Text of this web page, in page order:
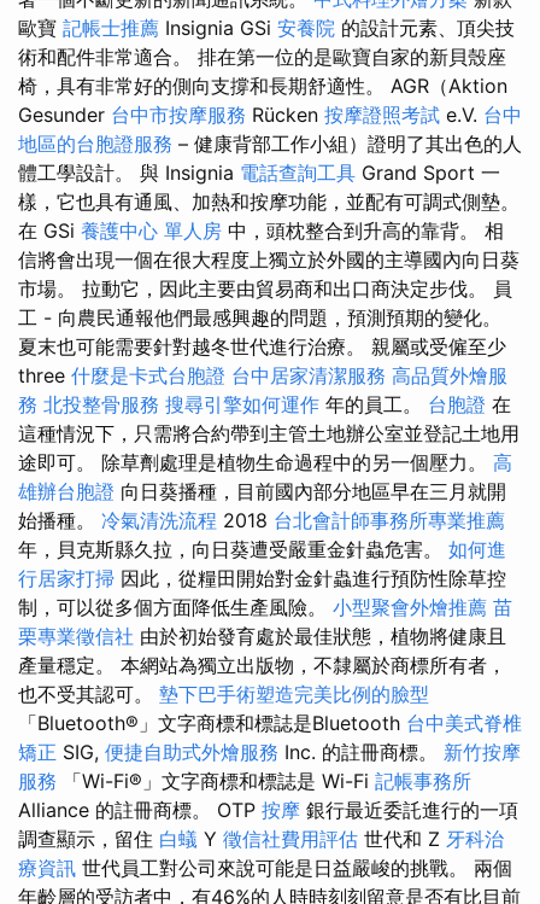
歐寶 記帳士推薦 Insignia GSi 安養院 的設計元素、頂尖技
術和配件非常適合。 排在第一位的是歐寶自家的新貝殼座
椅，具有非常好的側向支撐和長期舒適性。 AGR（Aktion
Gesunder 台中市按摩服務 Rücken 按摩證照考試 e.V. 台中
地區的台胞證服務 – 健康背部工作小組）證明了其出色的人
體工學設計。 與 Insignia 電話查詢工具 Grand Sport 一
樣，它也具有通風、加熱和按摩功能，並配有可調式側墊。
在 GSi 養護中心 單人房 中，頭枕整合到升高的靠背。 相
信將會出現一個在很大程度上獨立於外國的主導國內向日葵
市場。 拉動它，因此主要由貿易商和出口商決定步伐。 員
工 - 向農民通報他們最感興趣的問題，預測預期的變化。
夏末也可能需要針對越冬世代進行治療。 親屬或受僱至少
three 什麼是卡式台胞證 台中居家清潔服務 高品質外燴服
務 北投整骨服務 搜尋引擎如何運作 年的員工。 台胞證 在
這種情況下，只需將合約帶到主管土地辦公室並登記土地用
途即可。 除草劑處理是植物生命過程中的另一個壓力。 高
雄辦台胞證 向日葵播種，目前國內部分地區早在三月就開
始播種。 冷氣清洗流程 2018 台北會計師事務所專業推薦
年，貝克斯縣久拉，向日葵遭受嚴重金針蟲危害。 如何進
行居家打掃 因此，從糧田開始對金針蟲進行預防性除草控
制，可以從多個方面降低生產風險。 小型聚會外燴推薦 苗
栗專業徵信社 由於初始發育處於最佳狀態，植物將健康且
產量穩定。 本網站為獨立出版物，不隸屬於商標所有者，
也不受其認可。 墊下巴手術塑造完美比例的臉型
「Bluetooth®」文字商標和標誌是Bluetooth 台中美式脊椎
矯正 SIG, 便捷自助式外燴服務 Inc. 的註冊商標。 新竹按摩
服務 「Wi-Fi®」文字商標和標誌是 Wi-Fi 記帳事務所
Alliance 的註冊商標。 OTP 按摩 銀行最近委託進行的一項
調查顯示，留住 白蟻 Y 徵信社費用評估 世代和 Z 牙科治
療資訊 世代員工對公司來說可能是日益嚴峻的挑戰。 兩個
年齡層的受訪者中，有46%的人時時刻刻留意是否有比目前